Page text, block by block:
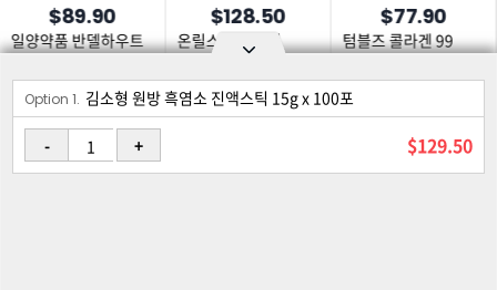
$89.90
일양약품 반델하우트
스무드율 율무크림
요철크림 30ml 2+1
$128.50
온릴스 국소부위
근적외선 케어 패드
ONR-BH002 _
한국생산
$77.90
텀블즈 콜라겐 99
멜팅 시트 녹는
마스크팩 7팩 (28매)
1+1
Option 1. 김소형 원방 흑염소 진액스틱 15g x 100포
- + $129.50
로그인
이용약관 개인정보 보호정책 고객센터 제휴신청